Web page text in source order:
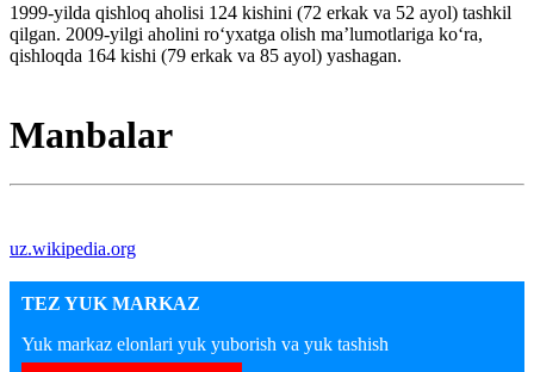
1999-yilda qishloq aholisi 124 kishini (72 erkak va 52 ayol) tashkil
qilgan. 2009-yilgi aholini roʻyxatga olish maʼlumotlariga koʻra,
qishloqda 164 kishi (79 erkak va 85 ayol) yashagan.
Manbalar
uz.wikipedia.org
TEZ YUK MARKAZ
Yuk markaz elonlari yuk yuborish va yuk tashish